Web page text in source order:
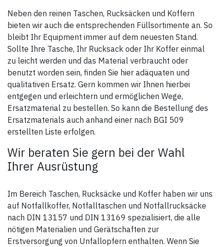
Neben den reinen Taschen, Rucksäcken und Koffern
bieten wir auch die entsprechenden Füllsortimente an. So
bleibt Ihr Equipment immer auf dem neuesten Stand.
Sollte Ihre Tasche, Ihr Rucksack oder Ihr Koffer einmal
zu leicht werden und das Material verbraucht oder
benutzt worden sein, finden Sie hier adäquaten und
qualitativen Ersatz. Gern kommen wir Ihnen hierbei
entgegen und erleichtern und ermöglichen Wege,
Ersatzmaterial zu bestellen. So kann die Bestellung des
Ersatzmaterials auch anhand einer nach BGI 509
erstellten Liste erfolgen.
Wir beraten Sie gern bei der Wahl
Ihrer Ausrüstung
Im Bereich Taschen, Rucksäcke und Koffer haben wir uns
auf Notfallkoffer, Notfalltaschen und Notfallrucksäcke
nach DIN 13157 und DIN 13169 spezialisiert, die alle
nötigen Materialien und Gerätschaften zur
Erstversorgung von Unfallopfern enthalten. Wenn Sie